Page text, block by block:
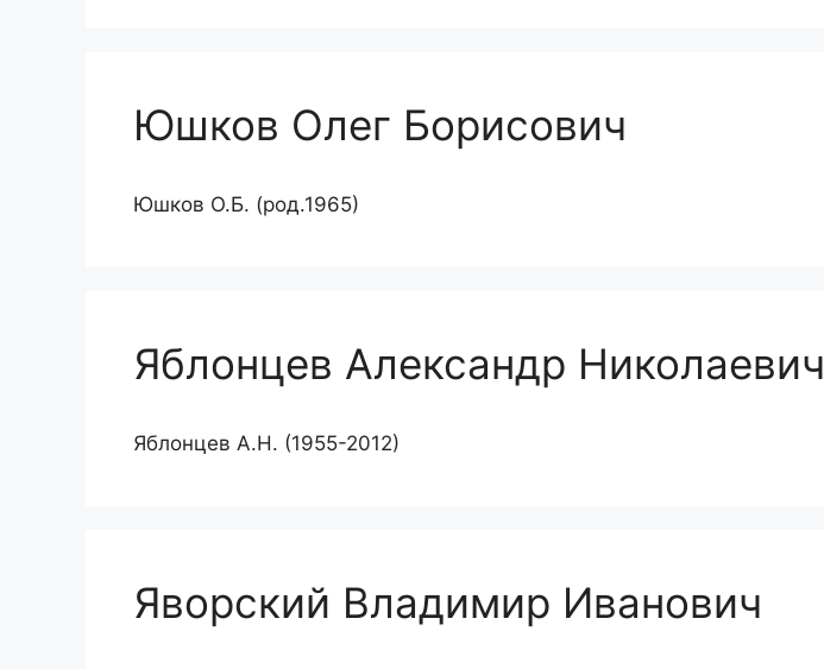
Юшков Олег Борисович
Юшков О.Б. (род.1965)
Яблонцев Александр Николаевич
Яблонцев А.Н. (1955-2012)
Яворский Владимир Иванович